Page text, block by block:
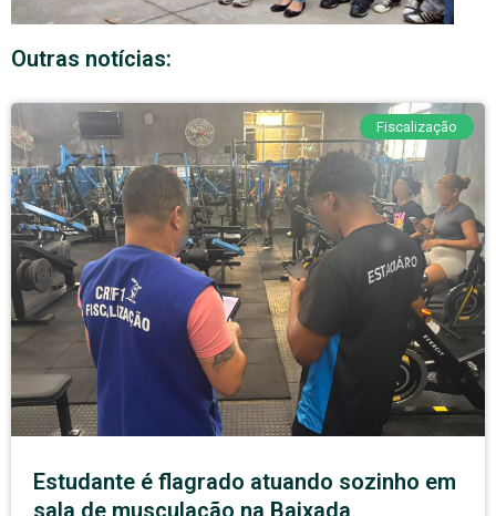
Outras notícias:
Fiscalização
Estudante é flagrado atuando sozinho em